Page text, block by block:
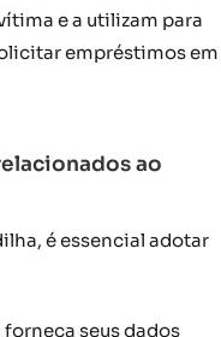
e a utilizam para
empréstimos em
ao
é essencial adotar
forneça seus dados